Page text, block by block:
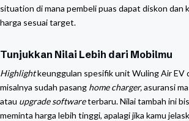
situation di mana pembeli puas dapat diskon dan
harga sesuai target.
Tunjukkan Nilai Lebih dari Mobilmu
Highlightkeunggulan spesifik unit Wuling Air EV
misalnya sudah pasang home charger,asuransi
atau upgrade softwareterbaru. Nilai tambah ini
meminta harga lebih tinggi, apalagi jika kamu